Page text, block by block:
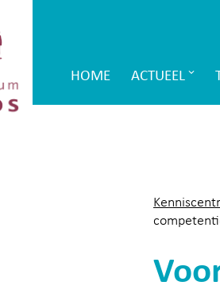
Main
HOME ACTUEEL